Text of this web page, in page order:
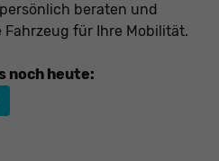
beraten und
für Ihre Mobilität.
noch heute: